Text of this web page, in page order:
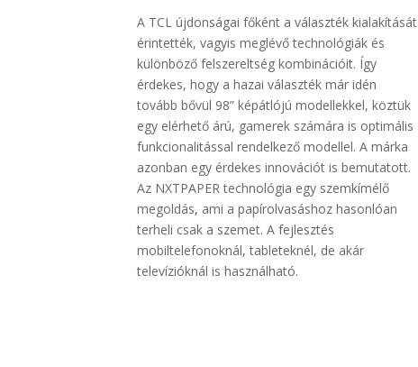
A TCL újdonságai főként a választék kialakítását
érintették, vagyis meglévő technológiák és
különböző felszereltség kombinációit. Így
érdekes, hogy a hazai választék már idén
tovább bővül 98” képátlójú modellekkel, köztük
egy elérhető árú, gamerek számára is optimális
funkcionalitással rendelkező modellel. A márka
azonban egy érdekes innovációt is bemutatott.
Az NXTPAPER technológia egy szemkímélő
megoldás, ami a papírolvasáshoz hasonlóan
terheli csak a szemet. A fejlesztés
mobiltelefonoknál, tableteknél, de akár
televízióknál is használható.